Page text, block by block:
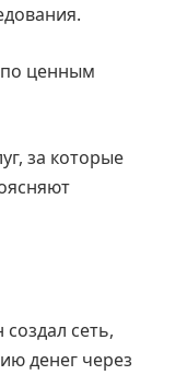
по ценным
за которые
сеть,
денег через